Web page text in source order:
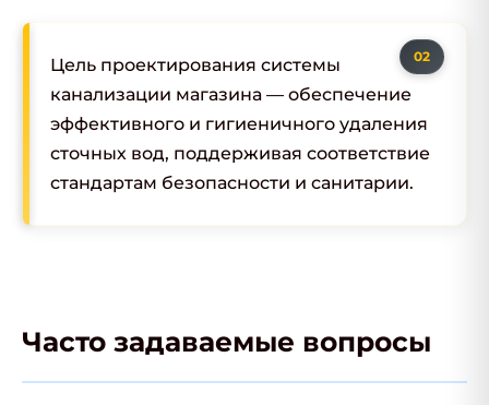
Цель проектирования системы
канализации магазина — обеспечение
эффективного и гигиеничного удаления
сточных вод, поддерживая соответствие
стандартам безопасности и санитарии.
Часто задаваемые вопросы